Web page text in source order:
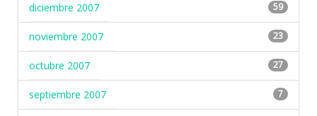
diciembre 2007 59
noviembre 2007 23
octubre 2007 27
septiembre 2007 7